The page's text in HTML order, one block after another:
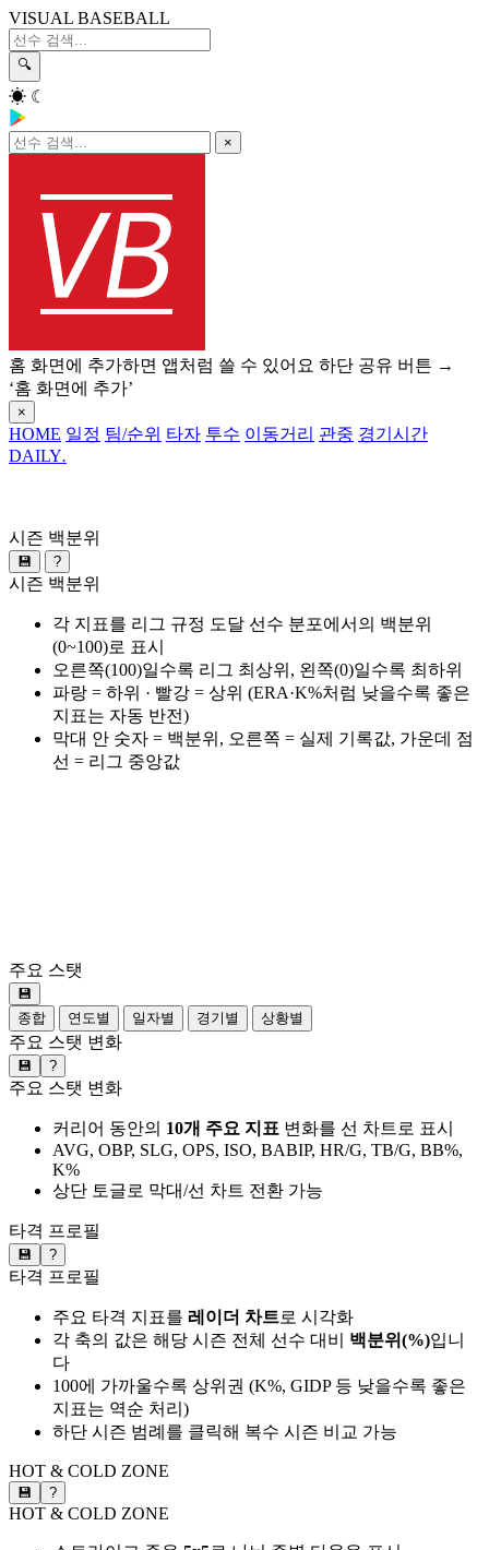
VISUAL BASEBALL
🔍
☀ ☾
×
홈 화면에 추가하면 앱처럼 쓸 수 있어요 하단 공유 버튼 →
‘홈 화면에 추가’
×
HOME 일정 팀/순위 타자 투수 이동거리 관중 경기시간
DAILY.
시즌 백분위
💾 ?
시즌 백분위
각 지표를 리그 규정 도달 선수 분포에서의 백분위
(0~100)로 표시
오른쪽(100)일수록 리그 최상위, 왼쪽(0)일수록 최하위
파랑 = 하위 · 빨강 = 상위 (ERA·K%처럼 낮을수록 좋은
지표는 자동 반전)
막대 안 숫자 = 백분위, 오른쪽 = 실제 기록값, 가운데 점
선 = 리그 중앙값
주요 스탯
💾
종합
연도별 일자별 경기별 상황별
주요 스탯 변화
💾 ?
주요 스탯 변화
커리어 동안의 10개 주요 지표 변화를 선 차트로 표시
AVG, OBP, SLG, OPS, ISO, BABIP, HR/G, TB/G, BB%,
K%
상단 토글로 막대/선 차트 전환 가능
타격 프로필
💾 ?
타격 프로필
주요 타격 지표를 레이더 차트로 시각화
각 축의 값은 해당 시즌 전체 선수 대비 백분위(%)입니
다
100에 가까울수록 상위권 (K%, GIDP 등 낮을수록 좋은
지표는 역순 처리)
하단 시즌 범례를 클릭해 복수 시즌 비교 가능
HOT & COLD ZONE
💾 ?
HOT & COLD ZONE